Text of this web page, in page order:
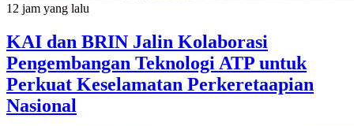
12 jam yang lalu
KAI dan BRIN Jalin Kolaborasi
Pengembangan Teknologi ATP untuk
Perkuat Keselamatan Perkeretaapian
Nasional